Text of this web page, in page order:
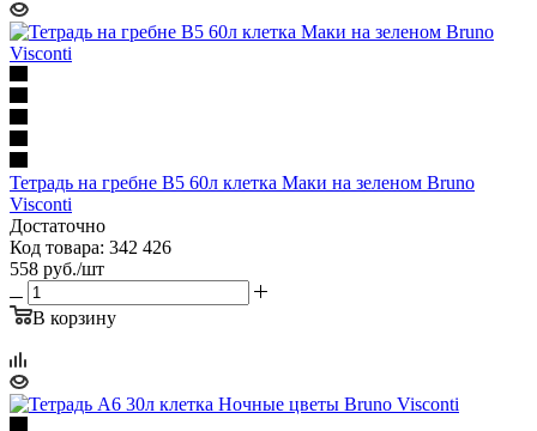
Тетрадь на гребне В5 60л клетка Маки на зеленом Bruno
Visconti
Достаточно
Код товара: 342 426
558 руб./шт
В корзину